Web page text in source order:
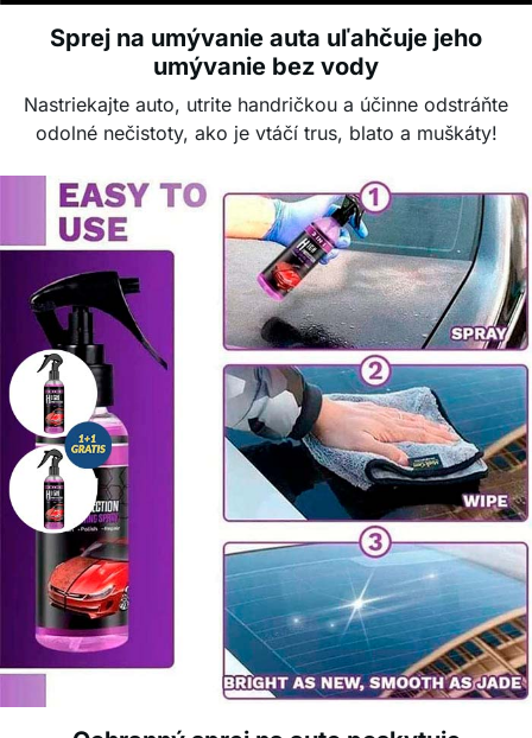
Sprej na umývanie auta uľahčuje jeho
umývanie bez vody
Nastriekajte auto, utrite handričkou a účinne odstráňte
odolné nečistoty, ako je vtáčí trus, blato a muškáty!